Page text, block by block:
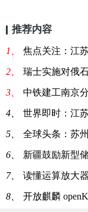
推荐内容
1、 焦点关注：江苏省委书
2、 瑞士实施对俄
3、 中铁建工南京分
4、 世界即时：江苏能
5、 全球头条：苏州龙
6、 新疆鼓励新型
7、 读懂运算放大
8、 开放麒麟 openKylin 已布